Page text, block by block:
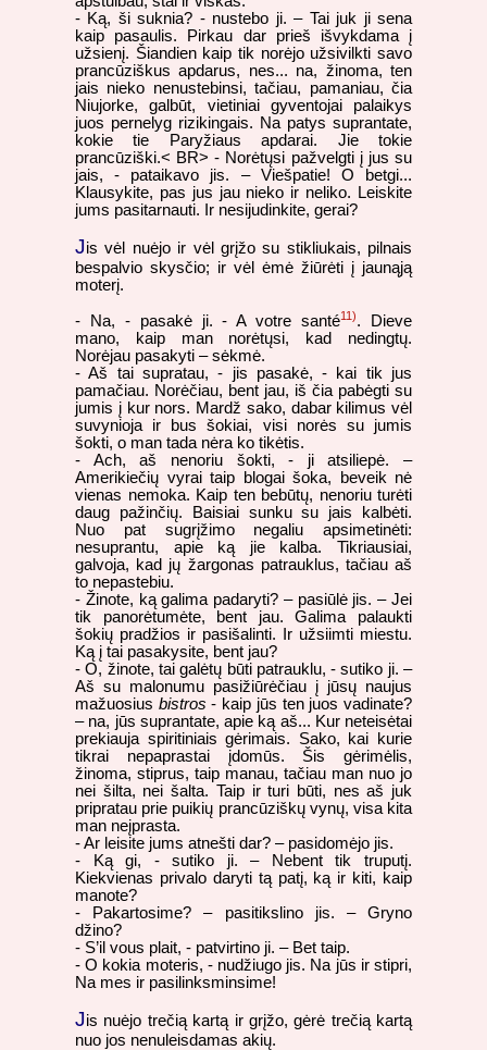
- Ką, ši suknia? - nustebo ji. – Tai juk ji sena
kaip pasaulis. Pirkau dar prieš išvykdama į
užsienį. Šiandien kaip tik norėjo užsivilkti savo
prancūziškus apdarus, nes... na, žinoma, ten
jais nieko nenustebinsi, tačiau, pamaniau, čia
Niujorke, galbūt, vietiniai gyventojai palaikys
juos pernelyg rizikingais. Na patys suprantate,
kokie tie Paryžiaus apdarai. Jie tokie
prancūziški.< BR> - Norėtųsi pažvelgti į jus su
jais, - pataikavo jis. – Viešpatie! O betgi...
Klausykite, pas jus jau nieko ir neliko. Leiskite
jums pasitarnauti. Ir nesijudinkite, gerai?
Jis vėl nuėjo ir vėl grįžo su stikliukais, pilnais
bespalvio skysčio; ir vėl ėmė žiūrėti į jaunąją
moterį.
- Na, - pasakė ji. - A votre santé11). Dieve
mano, kaip man norėtųsi, kad nedingtų.
Norėjau pasakyti – sėkmė.
- Aš tai supratau, - jis pasakė, - kai tik jus
pamačiau. Norėčiau, bent jau, iš čia pabėgti su
jumis į kur nors. Mardž sako, dabar kilimus vėl
suvynioja ir bus šokiai, visi norės su jumis
šokti, o man tada nėra ko tikėtis.
- Ach, aš nenoriu šokti, - ji atsiliepė. –
Amerikiečių vyrai taip blogai šoka, beveik nė
vienas nemoka. Kaip ten bebūtų, nenoriu turėti
daug pažinčių. Baisiai sunku su jais kalbėti.
Nuo pat sugrįžimo negaliu apsimetinėti:
nesuprantu, apie ką jie kalba. Tikriausiai,
galvoja, kad jų žargonas patrauklus, tačiau aš
to nepastebiu.
- Žinote, ką galima padaryti? – pasiūlė jis. – Jei
tik panorėtumėte, bent jau. Galima palaukti
šokių pradžios ir pasišalinti. Ir užsiimti miestu.
Ką į tai pasakysite, bent jau?
- O, žinote, tai galėtų būti patrauklu, - sutiko ji. –
Aš su malonumu pasižiūrėčiau į jūsų naujus
mažuosius bistros - kaip jūs ten juos vadinate?
– na, jūs suprantate, apie ką aš... Kur neteisėtai
prekiauja spiritiniais gėrimais. Sako, kai kurie
tikrai nepaprastai įdomūs. Šis gėrimėlis,
žinoma, stiprus, taip manau, tačiau man nuo jo
nei šilta, nei šalta. Taip ir turi būti, nes aš juk
pripratau prie puikių prancūziškų vynų, visa kita
man neįprasta.
- Ar leisite jums atnešti dar? – pasidomėjo jis.
- Ką gi, - sutiko ji. – Nebent tik truputį.
Kiekvienas privalo daryti tą patį, ką ir kiti, kaip
manote?
- Pakartosime? – pasitikslino jis. – Gryno
džino?
- S’il vous plait, - patvirtino ji. – Bet taip.
- O kokia moteris, - nudžiugo jis. Na jūs ir stipri,
Na mes ir pasilinksminsime!
Jis nuėjo trečią kartą ir grįžo, gėrė trečią kartą
nuo jos nenuleisdamas akių.